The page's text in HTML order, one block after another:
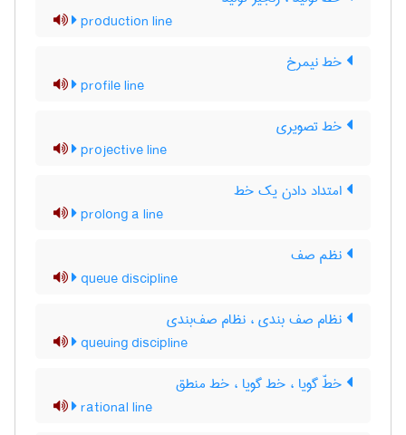
production line
خط نیمرخ
profile line
خط تصویری
projective line
امتداد دادن یک خط
prolong a line
نظم صف
queue discipline
نظام صف بندی ، نظام صف‌بندی
queuing discipline
خطّ گویا ، خط گویا ، خط منطق
rational line